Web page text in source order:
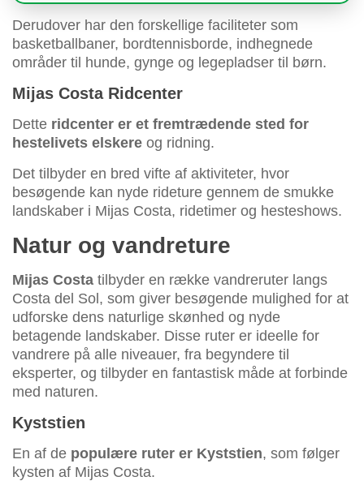
Derudover har den forskellige faciliteter som
basketballbaner, bordtennisborde, indhegnede
områder til hunde, gynge og legepladser til børn.
Mijas Costa Ridcenter
Dette ridcenter er et fremtrædende sted for
hestelivets elskere og ridning.
Det tilbyder en bred vifte af aktiviteter, hvor
besøgende kan nyde rideture gennem de smukke
landskaber i Mijas Costa, ridetimer og hesteshows.
Natur og vandreture
Mijas Costa tilbyder en række vandreruter langs
Costa del Sol, som giver besøgende mulighed for at
udforske dens naturlige skønhed og nyde
betagende landskaber. Disse ruter er ideelle for
vandrere på alle niveauer, fra begyndere til
eksperter, og tilbyder en fantastisk måde at forbinde
med naturen.
Kyststien
En af de populære ruter er Kyststien, som følger
kysten af Mijas Costa.